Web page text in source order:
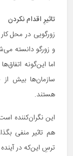
تاثیرِ اقدام نکردن
زورگویی در محل
و زورگو دانسته
اما این‌گونه
هستند.
این نگران‌کننده
هم تاثیر منفی
ترسِ این‌که در